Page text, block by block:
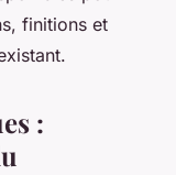
finitions et
: